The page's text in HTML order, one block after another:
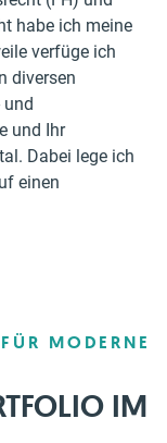
habe ich meine
verfüge ich
diversen
und Ihr
Dabei lege ich
einen
MODERNE
IM